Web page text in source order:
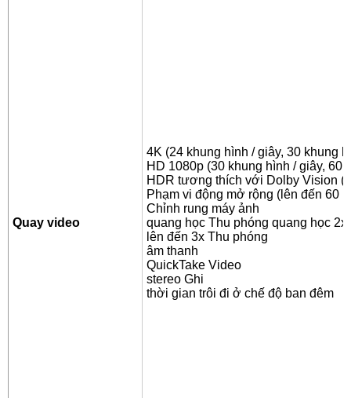
Quay video
4K (24 khung hình / giây, 30 khung
HD 1080p (30 khung hình / giây, 60
HDR tương thích với Dolby Vision
Phạm vi động mở rộng (lên đến 60
Chỉnh rung máy ảnh
quang học Thu phóng quang học
lên đến 3x Thu phóng
âm thanh
QuickTake Video
stereo Ghi
thời gian trôi đi ở chế độ ban đêm